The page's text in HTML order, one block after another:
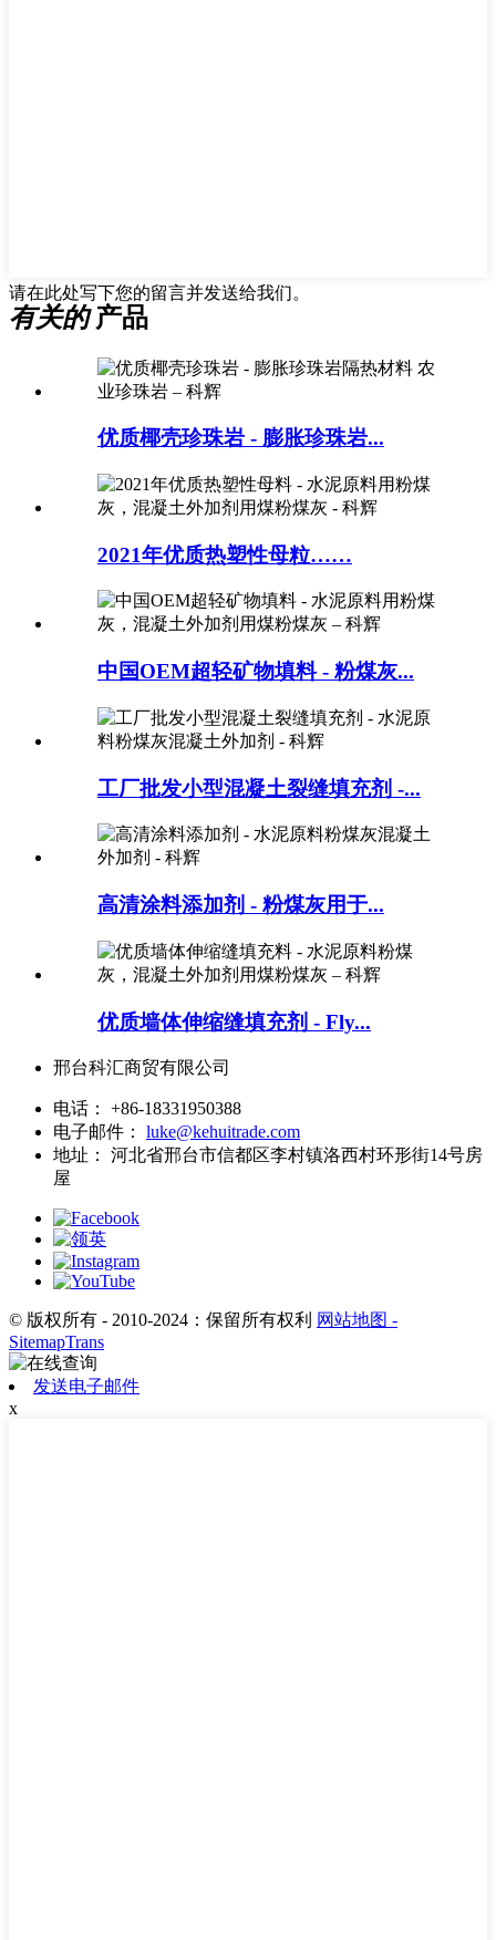
请在此处写下您的留言并发送给我们。
有关的产品
优质椰壳珍珠岩 - 膨胀珍珠岩...
2021年优质热塑性母粒……
中国OEM超轻矿物填料 - 粉煤灰...
工厂批发小型混凝土裂缝填充剂 -...
高清涂料添加剂 - 粉煤灰用于...
优质墙体伸缩缝填充剂 - Fly...
邢台科汇商贸有限公司
电话：
+86-18331950388
电子邮件：
luke@kehuitrade.com
地址：
河北省邢台市信都区李村镇洛西村环形街14号房
屋
© 版权所有 - 2010-2024：保留所有权利 网站地图 -
SitemapTrans
发送电子邮件
x